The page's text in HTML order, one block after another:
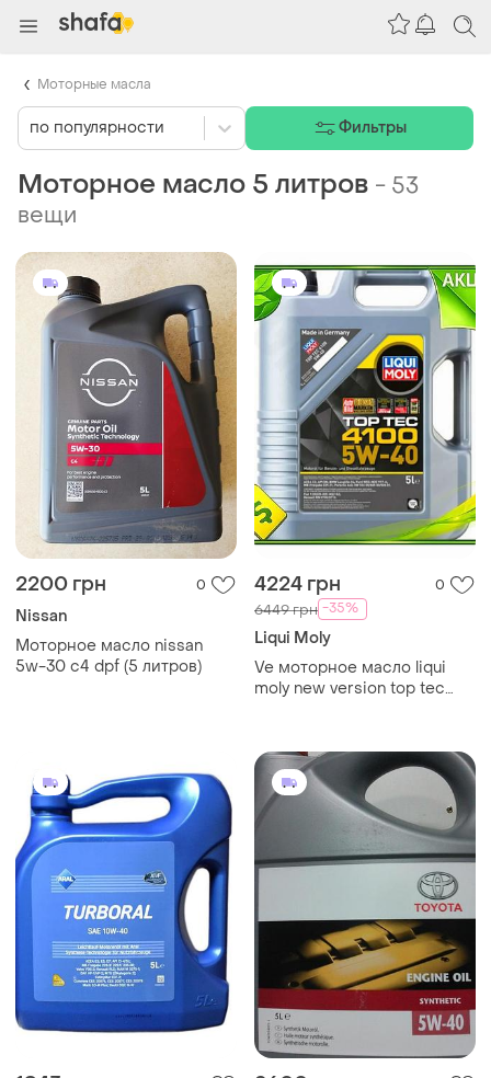
Моторное масло 5 литров - 53
вещи
2200 грн 0
Nissan
Моторное масло nissan
5w-30 с4 dpf (5 литров)
4224 грн 0
6449 грн -35%
Liqui Moly
Ve моторное масло liqui
moly new version top tec
бен n6w_ver
по популярности Фильтры
Моторные масла